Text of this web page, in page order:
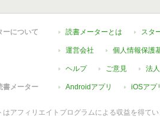
ーについて 読書メーターとは スタ
運営会社 個人情報保護
ヘルプ ご意見 法
書メーター Androidアプリ iOSアプ
アフィリエイトプログラムによる収益を得てい